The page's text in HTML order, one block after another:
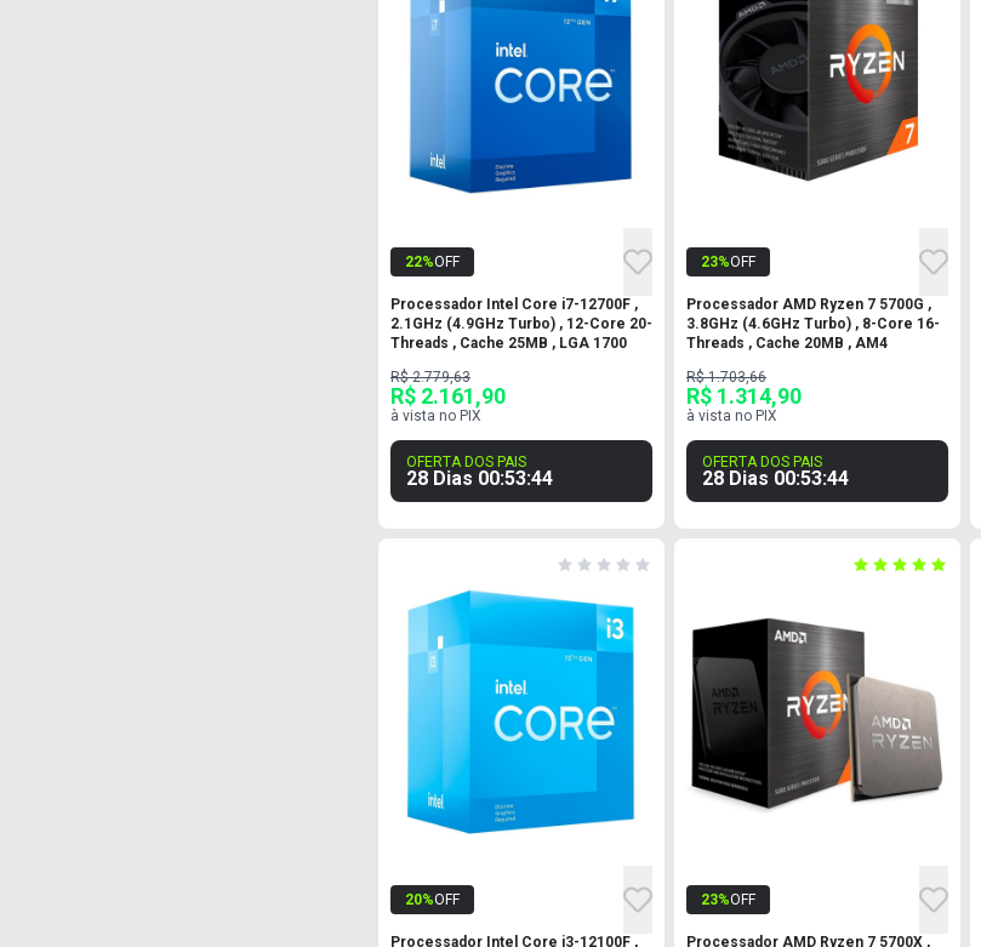
22%OFF
Processador Intel Core i7-12700F ,
2.1GHz (4.9GHz Turbo) , 12-Core 20-
Threads , Cache 25MB , LGA 1700
R$ 2.779,63
R$ 2.161,90
à vista no PIX
OFERTA DOS PAIS
28 Dias 00:53:43
23%OFF
Processador AMD Ryzen 7 5700G ,
3.8GHz (4.6GHz Turbo) , 8-Core 16-
Threads , Cache 20MB , AM4
R$ 1.703,66
R$ 1.314,90
à vista no PIX
OFERTA DOS PAIS
28 Dias 00:53:43
20%OFF
Processador Intel Core i3-12100F ,
23%OFF
Processador AMD Ryzen 7 5700X ,